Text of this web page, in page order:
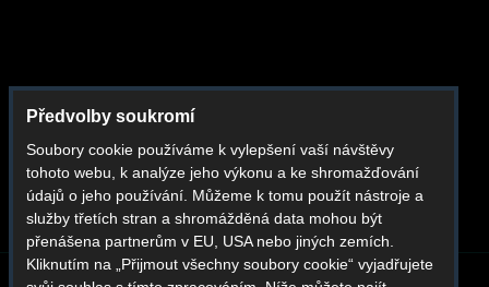
Instagram
Youtube
Whatsapp
Předvolby soukromí
Soubory cookie používáme k vylepšení vaší návštěvy
tohoto webu, k analýze jeho výkonu a ke shromažďování
údajů o jeho používání. Můžeme k tomu použít nástroje a
služby třetích stran a shromážděná data mohou být
přenášena partnerům v EU, USA nebo jiných zemích.
Kliknutím na „Přijmout všechny soubory cookie“ vyjadřujete